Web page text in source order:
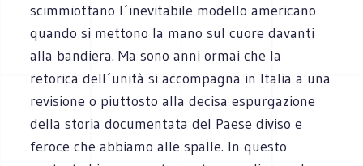
scimmiottano l´inevitabile modello americano
quando si mettono la mano sul cuore davanti
alla bandiera. Ma sono anni ormai che la
retorica dell´unità si accompagna in Italia a una
revisione o piuttosto alla decisa espurgazione
della storia documentata del Paese diviso e
feroce che abbiamo alle spalle. In questo